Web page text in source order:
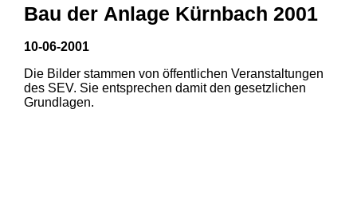
Bau der Anlage Kürnbach 2001
10-06-2001
Die Bilder stammen von öffentlichen Veranstaltungen
des SEV. Sie entsprechen damit den gesetzlichen
Grundlagen.